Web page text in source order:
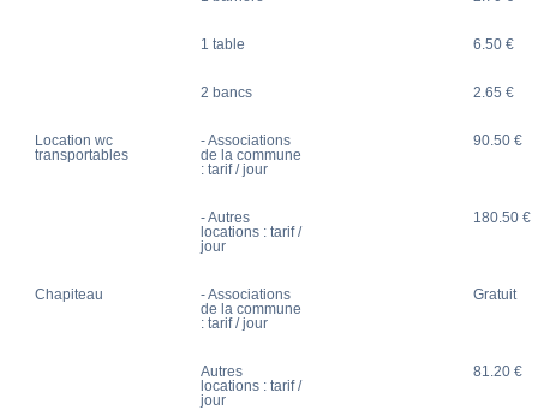
1 table 6.50 €
2 bancs 2.65 €
Location wc
transportables
- Associations
de la commune
: tarif / jour
90.50 €
- Autres
locations : tarif /
jour
180.50 €
Chapiteau
- Associations
de la commune
: tarif / jour
Gratuit
Autres
locations : tarif /
jour
81.20 €